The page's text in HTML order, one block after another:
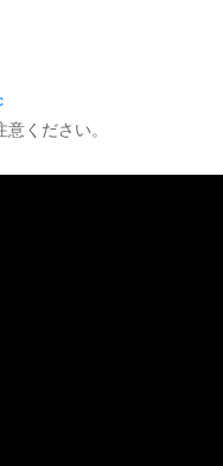
ください。